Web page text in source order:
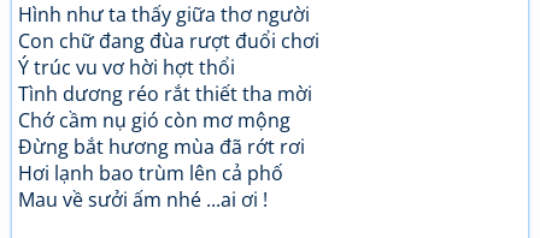
Hình như ta thấy giữa thơ người
Con chữ đang đùa rượt đuổi chơi
Ý trúc vu vơ hời hợt thổi
Tình dương réo rắt thiết tha mời
Chớ cầm nụ gió còn mơ mộng
Đừng bắt hương mùa đã rớt rơi
Hơi lạnh bao trùm lên cả phố
Mau về sưởi ấm nhé ...ai ơi !